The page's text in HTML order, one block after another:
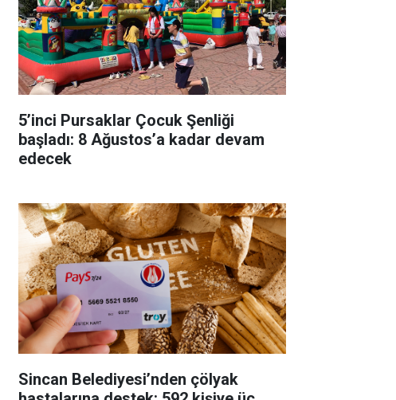
5’inci Pursaklar Çocuk Şenliği
başladı: 8 Ağustos’a kadar devam
edecek
Sincan Belediyesi’nden çölyak